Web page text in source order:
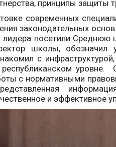
принципы защиты
современных
законодательных
лидера посетили
школы, обозначил
с
республиканском
с нормативными
и эффективное